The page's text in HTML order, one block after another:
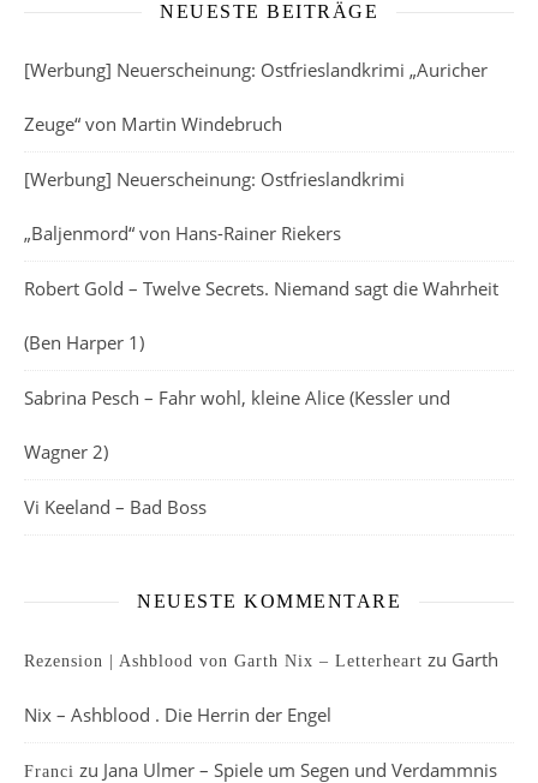
NEUESTE BEITRÄGE
[Werbung] Neuerscheinung: Ostfrieslandkrimi „Auricher
Zeuge“ von Martin Windebruch
[Werbung] Neuerscheinung: Ostfrieslandkrimi
„Baljenmord“ von Hans-Rainer Riekers
Robert Gold – Twelve Secrets. Niemand sagt die Wahrheit
(Ben Harper 1)
Sabrina Pesch – Fahr wohl, kleine Alice (Kessler und
Wagner 2)
Vi Keeland – Bad Boss
NEUESTE KOMMENTARE
Rezension | Ashblood von Garth Nix – Letterheart zu Garth
Nix – Ashblood . Die Herrin der Engel
Franci zu Jana Ulmer – Spiele um Segen und Verdammnis